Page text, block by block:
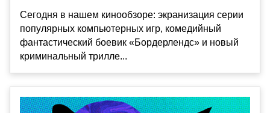
Сегодня в нашем кинообзоре: экранизация серии
популярных компьютерных игр, комедийный
фантастический боевик «Бордерлендс» и новый
криминальный трилле...